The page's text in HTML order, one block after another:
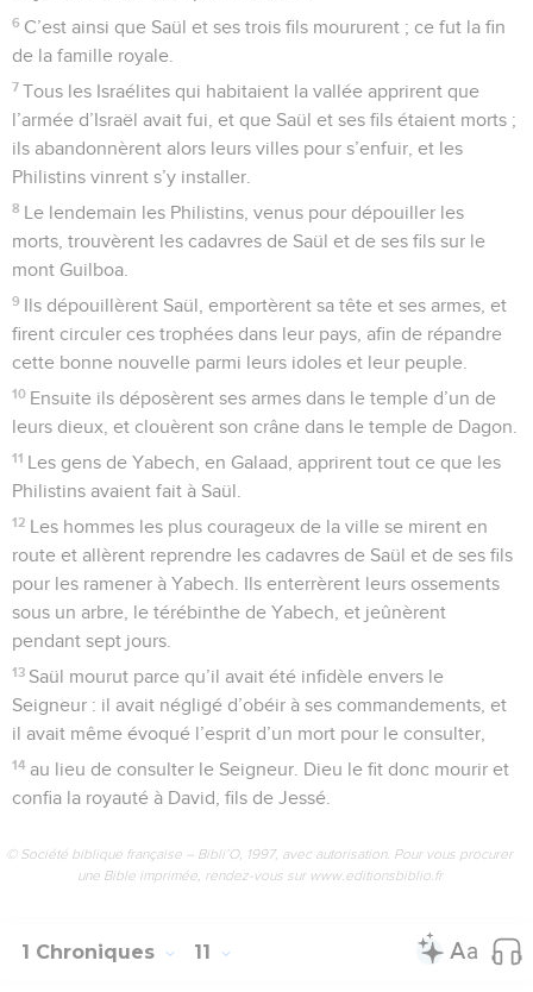
6 C’est ainsi que Saül et ses trois fils moururent ; ce fut la fin
de la famille royale.
7 Tous les Israélites qui habitaient la vallée apprirent que
l’armée d’Israël avait fui, et que Saül et ses fils étaient morts ;
ils abandonnèrent alors leurs villes pour s’enfuir, et les
Philistins vinrent s’y installer.
8 Le lendemain les Philistins, venus pour dépouiller les
morts, trouvèrent les cadavres de Saül et de ses fils sur le
mont Guilboa.
9 Ils dépouillèrent Saül, emportèrent sa tête et ses armes, et
firent circuler ces trophées dans leur pays, afin de répandre
cette bonne nouvelle parmi leurs idoles et leur peuple.
10 Ensuite ils déposèrent ses armes dans le temple d’un de
leurs dieux, et clouèrent son crâne dans le temple de Dagon.
11 Les gens de Yabech, en Galaad, apprirent tout ce que les
Philistins avaient fait à Saül.
12 Les hommes les plus courageux de la ville se mirent en
route et allèrent reprendre les cadavres de Saül et de ses fils
pour les ramener à Yabech. Ils enterrèrent leurs ossements
sous un arbre, le térébinthe de Yabech, et jeûnèrent
pendant sept jours.
13 Saül mourut parce qu’il avait été infidèle envers le
Seigneur : il avait négligé d’obéir à ses commandements, et
il avait même évoqué l’esprit d’un mort pour le consulter,
14 au lieu de consulter le Seigneur. Dieu le fit donc mourir et
confia la royauté à David, fils de Jessé.
© Société biblique française – Bibli’O, 1997, avec autorisation. Pour vous procurer
une Bible imprimée, rendez-vous sur www.editionsbiblio.fr
1 Chroniques 11